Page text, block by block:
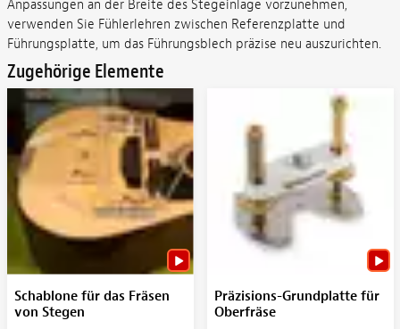
Anpassungen an der Breite des Stegeinlage vorzunehmen,
verwenden Sie Fühlerlehren zwischen Referenzplatte und
Führungsplatte, um das Führungsblech präzise neu auszurichten.
Zugehörige Elemente
Schablone für das Fräsen
von Stegen
Präzisions-Grundplatte für
Oberfräse